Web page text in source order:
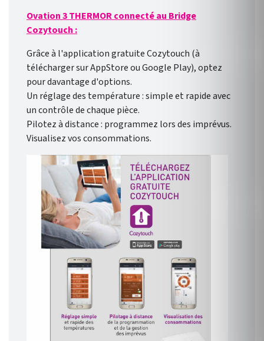
Ovation 3 THERMOR connecté au Bridge
Cozytouch :
Grâce à l'application gratuite Cozytouch (à
télécharger sur AppStore ou Google Play), optez
pour davantage d'options.
Un réglage des température : simple et rapide avec
un contrôle de chaque pièce.
Pilotez à distance : programmez lors des imprévus.
Visualisez vos consommations.